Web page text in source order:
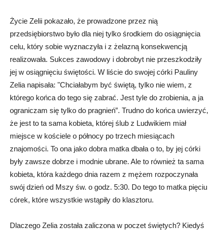
Życie Zelii pokazało, że prowadzone przez nią
przedsiębiorstwo było dla niej tylko środkiem do osiągnięcia
celu, który sobie wyznaczyła i z żelazną konsekwencją
realizowała. Sukces zawodowy i dobrobyt nie przeszkodziły
jej w osiągnięciu świętości. W liście do swojej córki Pauliny
Zelia napisała: "Chciałabym być świętą, tylko nie wiem, z
którego końca do tego się zabrać. Jest tyle do zrobienia, a ja
ograniczam się tylko do pragnień”. Trudno do końca uwierzyć,
że jest to ta sama kobieta, której ślub z Ludwikiem miał
miejsce w kościele o północy po trzech miesiącach
znajomości. To ona jako dobra matka dbała o to, by jej córki
były zawsze dobrze i modnie ubrane. Ale to również ta sama
kobieta, która każdego dnia razem z mężem rozpoczynała
swój dzień od Mszy św. o godz. 5:30. Do tego to matka pięciu
córek, które wszystkie wstąpiły do klasztoru.
Dlaczego Zelia została zaliczona w poczet świętych? Kiedyś